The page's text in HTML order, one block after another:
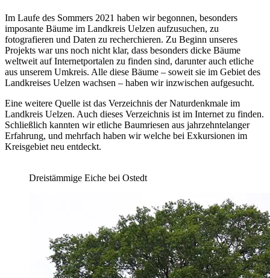
Im Laufe des Sommers 2021 haben wir begonnen, besonders
imposante Bäume im Landkreis Uelzen aufzusuchen, zu
fotografieren und Daten zu recherchieren. Zu Beginn unseres
Projekts war uns noch nicht klar, dass besonders dicke Bäume
weltweit auf Internetportalen zu finden sind, darunter auch etliche
aus unserem Umkreis. Alle diese Bäume – soweit sie im Gebiet des
Landkreises Uelzen wachsen – haben wir inzwischen aufgesucht.
Eine weitere Quelle ist das Verzeichnis der Naturdenkmale im
Landkreis Uelzen. Auch dieses Verzeichnis ist im Internet zu finden.
Schließlich kannten wir etliche Baumriesen aus jahrzehntelanger
Erfahrung, und mehrfach haben wir welche bei Exkursionen im
Kreisgebiet neu entdeckt.
Dreistämmige Eiche bei Ostedt